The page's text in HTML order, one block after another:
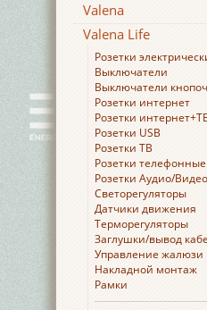
Valena
Valena Life
Розетки
Выключатели
Выключатели
Розетки интернет
Розетки
Розетки USB
Розетки ТВ
Розетки телефонные
Розетки Аудио/Видео
Светорегуляторы
Датчики движения
Терморегуляторы
Заглушки/вывод
Управление жалюзи
Накладной монтаж
Рамки